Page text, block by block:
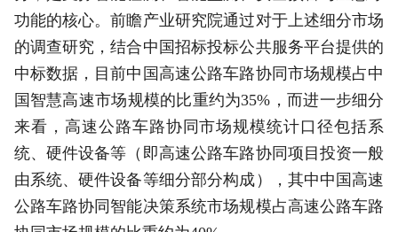
功能的核心。前瞻产业研究院通过对于上述细分市场
的调查研究，结合中国招标投标公共服务平台提供的
中标数据，目前中国高速公路车路协同市场规模占中
国智慧高速市场规模的比重约为35%，而进一步细分
来看，高速公路车路协同市场规模统计口径包括系
统、硬件设备等（即高速公路车路协同项目投资一般
由系统、硬件设备等细分部分构成），其中中国高速
公路车路协同智能决策系统市场规模占高速公路车路